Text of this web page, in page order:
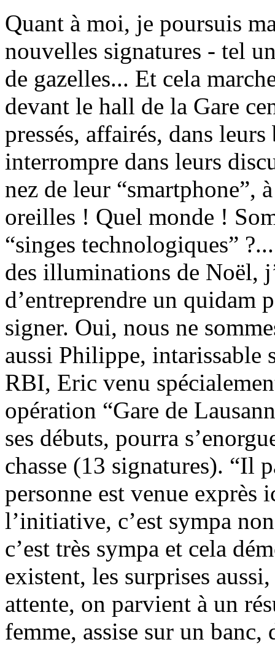
Quant à moi, je poursuis
nouvelles signatures - tel
de gazelles... Et cela
devant le hall de la Gare
pressés, affairés, dans
interrompre dans leurs
nez de leur “smartphone”,
oreilles ! Quel monde !
“singes technologiques”
des illuminations de Noël,
d’entreprendre un quidam
signer. Oui, nous ne
aussi Philippe, intarissable
RBI, Eric venu
opération “Gare de
ses débuts, pourra
chasse (13 signatures). “Il
personne est venue
l’initiative, c’est sympa
c’est très sympa et cela
existent, les surprises
attente, on parvient à un
femme, assise sur un banc,